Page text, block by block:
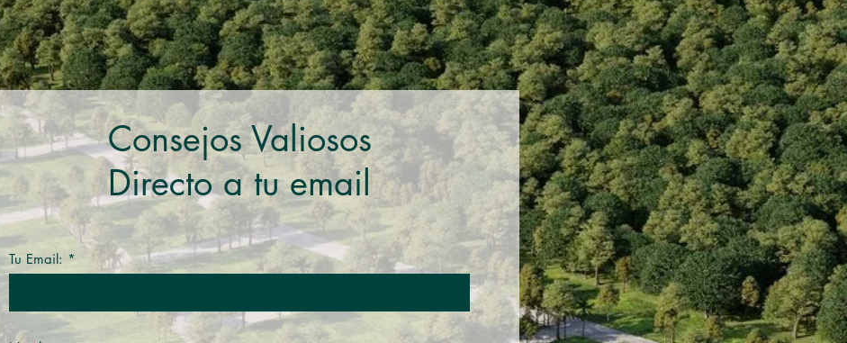
Consejos Valiosos
Directo a tu email
Tu Email: